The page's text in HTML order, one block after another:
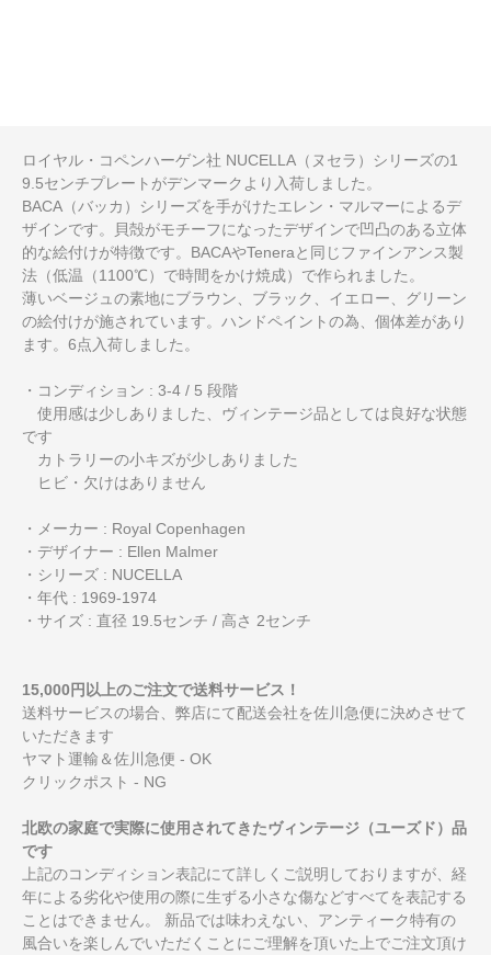
ロイヤル・コペンハーゲン社 NUCELLA（ヌセラ）シリーズの1
9.5センチプレートがデンマークより入荷しました。
BACA（バッカ）シリーズを手がけたエレン・マルマーによるデ
ザインです。貝殻がモチーフになったデザインで凹凸のある立体
的な絵付けが特徴です。BACAやTeneraと同じファインアンス製
法（低温（1100℃）で時間をかけ焼成）で作られました。
薄いベージュの素地にブラウン、ブラック、イエロー、グリーン
の絵付けが施されています。ハンドペイントの為、個体差があり
ます。6点入荷しました。
・コンディション : 3-4 / 5 段階
使用感は少しありました、ヴィンテージ品としては良好な状態
です
カトラリーの小キズが少しありました
ヒビ・欠けはありません
・メーカー : Royal Copenhagen
・デザイナー : Ellen Malmer
・シリーズ : NUCELLA
・年代 : 1969-1974
・サイズ : 直径 19.5センチ / 高さ 2センチ
15,000円以上のご注文で送料サービス！
送料サービスの場合、弊店にて配送会社を佐川急便に決めさせて
いただきます
ヤマト運輸＆佐川急便 - OK
クリックポスト - NG
北欧の家庭で実際に使用されてきたヴィンテージ（ユーズド）品
です
上記のコンディション表記にて詳しくご説明しておりますが、経
年による劣化や使用の際に生ずる小さな傷などすべてを表記する
ことはできません。 新品では味わえない、アンティーク特有の
風合いを楽しんでいただくことにご理解を頂いた上でご注文頂け